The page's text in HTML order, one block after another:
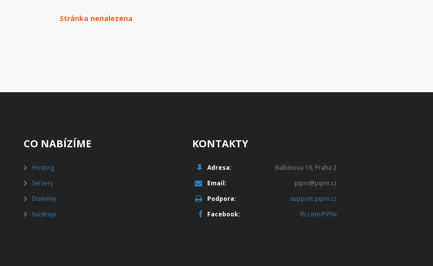
Stránka nenalezena
CO NABÍZÍME
Hosting
Servery
Domény
Nástroje
KONTAKTY
Adresa:
Balbínova 16, Praha 2
Email:
pipni@pipni.cz
Podpora:
support.pipni.cz
Facebook:
fb.com/PIPNI